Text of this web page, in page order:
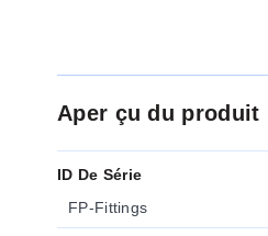
Aper çu du produit
ID De Série
FP-Fittings